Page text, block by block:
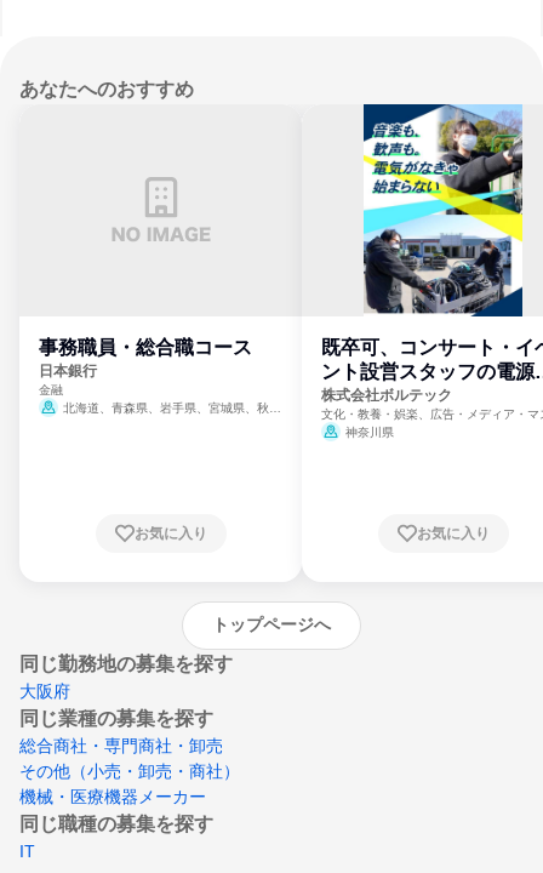
あなたへのおすすめ
事務職員・総合職コース
日本銀行
金融
北海道、青森県、岩手県、宮城県、秋田
崎県、熊本県、大分県、宮崎県、鹿児島県、
お気に入り
既卒可、コンサート・イ
ント設営スタッフの電源
門
株式会社ボルテック
文化・教養・娯楽、広告・メディア・マ
ミ、電力・ガス・水道・エネルギー
神奈川県
お気に入り
トップページへ
同じ勤務地の募集を探す
大阪府
同じ業種の募集を探す
総合商社・専門商社・卸売
その他（小売・卸売・商社）
機械・医療機器メーカー
同じ職種の募集を探す
IT